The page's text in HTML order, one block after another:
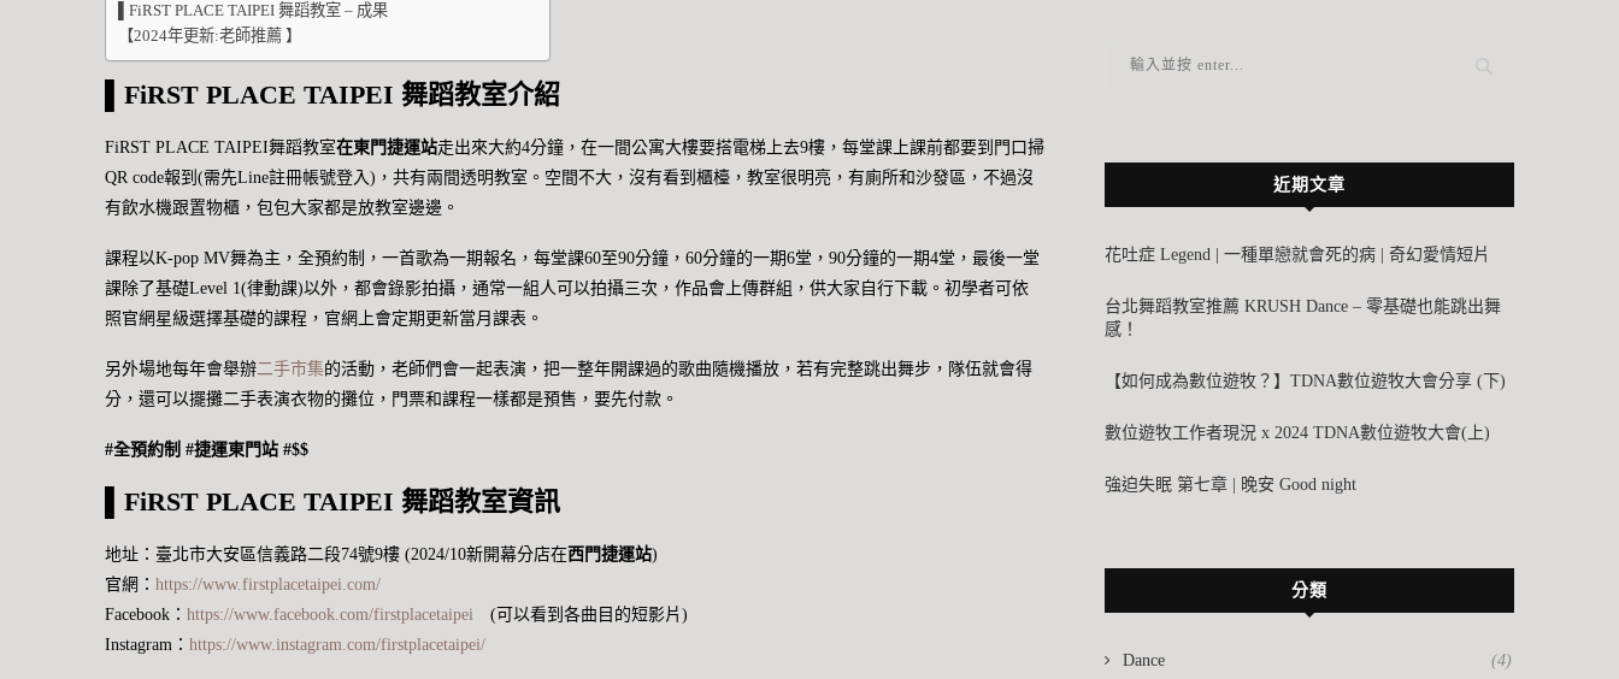
▌FiRST PLACE TAIPEI 舞蹈教室 – 成果
【2024年更新:老師推薦 】
▌FiRST PLACE TAIPEI 舞蹈教室介紹
FiRST PLACE TAIPEI舞蹈教室在東門捷運站走出來大約4分鐘，在一間公寓大樓要搭電梯上去9樓，每堂課上課前都要到門口掃
QR code報到(需先Line註冊帳號登入)，共有兩間透明教室。空間不大，沒有看到櫃檯，教室很明亮，有廁所和沙發區，不過沒
有飲水機跟置物櫃，包包大家都是放教室邊邊。
課程以K-pop MV舞為主，全預約制，一首歌為一期報名，每堂課60至90分鐘，60分鐘的一期6堂，90分鐘的一期4堂，最後一堂
課除了基礎Level 1(律動課)以外，都會錄影拍攝，通常一組人可以拍攝三次，作品會上傳群組，供大家自行下載。初學者可依
照官網星級選擇基礎的課程，官網上會定期更新當月課表。
另外場地每年會舉辦二手市集的活動，老師們會一起表演，把一整年開課過的歌曲隨機播放，若有完整跳出舞步，隊伍就會得
分，還可以擺攤二手表演衣物的攤位，門票和課程一樣都是預售，要先付款。
#全預約制 #捷運東門站 #$$
▌FiRST PLACE TAIPEI 舞蹈教室資訊
地址：臺北市大安區信義路二段74號9樓 (2024/10新開幕分店在西門捷運站)
官網： https://www.firstplacetaipei.com/
Facebook： https://www.facebook.com/firstplacetaipei (可以看到各曲目的短影片)
Instagram： https://www.instagram.com/firstplacetaipei/
近期文章
花吐症 Legend | 一種單戀就會死的病 | 奇幻愛情短片
台北舞蹈教室推薦 KRUSH Dance – 零基礎也能跳出舞
感！
【如何成為數位遊牧？】TDNA數位遊牧大會分享 (下)
數位遊牧工作者現況 x 2024 TDNA數位遊牧大會(上)
強迫失眠 第七章 | 晚安 Good night
分類
Dance (4)